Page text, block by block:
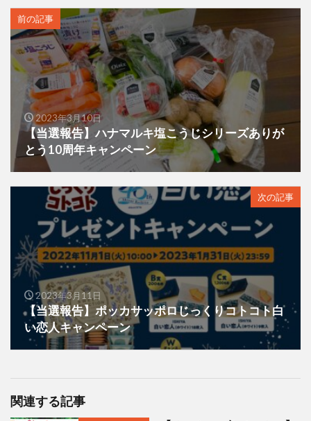
前の記事
2023年3月10日
【当選報告】ハナマルキ塩こうじシリーズありが
とう10周年キャンペーン
次の記事
2023年3月11日
【当選報告】ポッカサッポロじっくりコトコト白
い恋人キャンペーン
関連する記事